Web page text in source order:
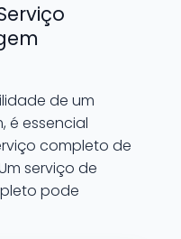
de um
é essencial
completo de
serviço de
pode